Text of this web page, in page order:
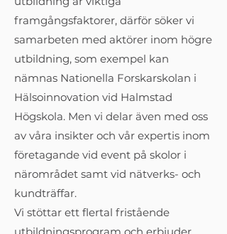
framgångsfaktorer, därför söker vi
samarbeten med aktörer inom högre
utbildning, som exempel kan
nämnas Nationella Forskarskolan i
Hälsoinnovation vid Halmstad
Högskola. Men vi delar även med oss
av våra insikter och vår expertis inom
företagande vid event på skolor i
närområdet samt vid nätverks- och
kundträffar.
Vi stöttar ett flertal fristående